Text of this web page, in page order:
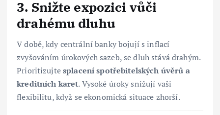
3. Snižte expozici vůči
drahému dluhu
V době, kdy centrální banky bojují s inflací
zvyšováním úrokových sazeb, se dluh stává drahým.
Prioritizujtesplacení spotřebitelských úvěrů a
kreditních karet. Vysoké úroky snižují vaši
flexibilitu, když se ekonomická situace zhorší.